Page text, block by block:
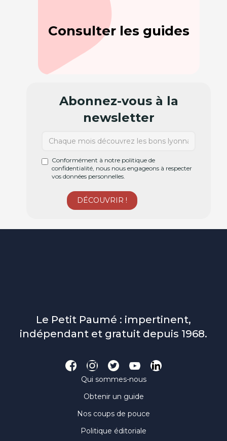
Consulter les guides
Abonnez-vous à la
newsletter
Conformément à notre politique de
confidentialité, nous nous engageons à respecter
vos données personnelles.
Le Petit Paumé : impertinent,
indépendant et gratuit depuis 1968.
Qui sommes-nous
Obtenir un guide
Nos coups de pouce
Politique éditoriale